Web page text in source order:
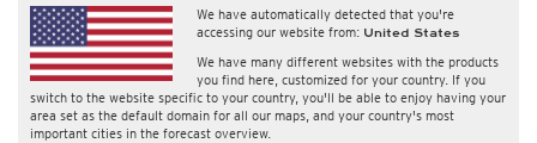
We have automatically detected that you're
accessing our website from: United States
We have many different websites with the products
you find here, customized for your country. If you
switch to the website specific to your country, you'll be able to enjoy having your
area set as the default domain for all our maps, and your country's most
important cities in the forecast overview.